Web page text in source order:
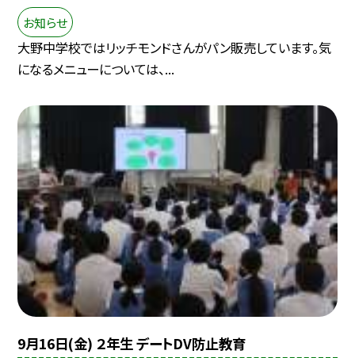
お知らせ
大野中学校ではリッチモンドさんがパン販売しています。気
になるメニューについては、...
9月16日(金) ２年生 デートDV防止教育